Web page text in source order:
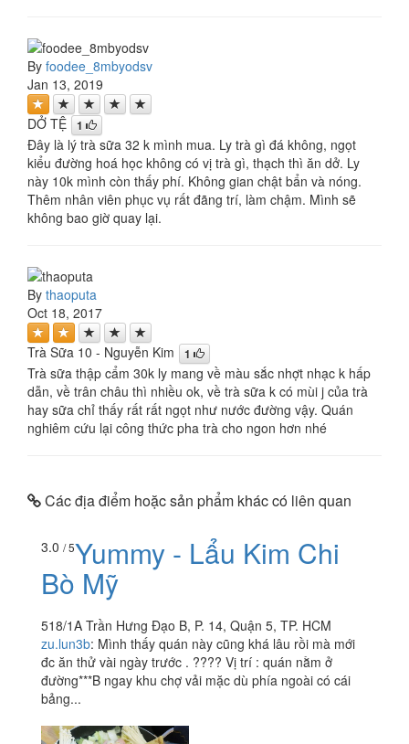
By foodee_8mbyodsv
Jan 13, 2019
DỞ TỆ 1
Đây là lý trà sữa 32 k mình mua. Ly trà gì đá không, ngọt
kiểu đường hoá học không có vị trà gì, thạch thì ăn dở. Ly
này 10k mình còn thấy phí. Không gian chật bẩn và nóng.
Thêm nhân viên phục vụ rất đãng trí, làm chậm. Mình sẽ
không bao giờ quay lại.
By thaoputa
Oct 18, 2017
Trà Sữa 10 - Nguyễn Kim 1
Trà sữa thập cẩm 30k ly mang về màu sắc nhợt nhạc k hấp
dẫn, về trân châu thì nhiều ok, về trà sữa k có mùi j của trà
hay sữa chỉ thấy rất rất ngọt như nước đường vậy. Quán
nghiêm cứu lại công thức pha trà cho ngon hơn nhé
Các địa điểm hoặc sản phẩm khác có liên quan
3.0 / 5Yummy - Lẩu Kim Chi
Bò Mỹ
518/1A Trần Hưng Đạo B, P. 14, Quận 5, TP. HCM
zu.lun3b: Mình thấy quán này cũng khá lâu rồi mà mới
đc ăn thử vài ngày trước . ???? Vị trí : quán nằm ở
đường***B ngay khu chợ vải mặc dù phía ngoài có cái
bảng...